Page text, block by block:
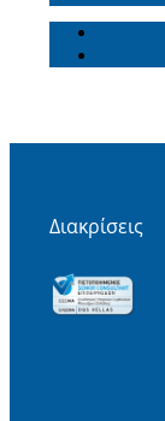
Διακρίσεις